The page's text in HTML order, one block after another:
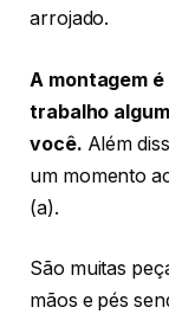
arrojado.
A montagem
trabalho
você. Além
um momento
(a).
São muitas
mãos e pés